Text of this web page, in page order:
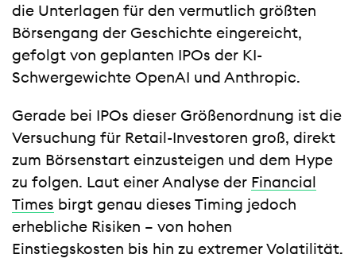
die Unterlagen für den vermutlich größten
Börsengang der Geschichte eingereicht,
gefolgt von geplanten IPOs der KI-
Schwergewichte OpenAI und Anthropic.
Gerade bei IPOs dieser Größenordnung ist die
Versuchung für Retail-Investoren groß, direkt
zum Börsenstart einzusteigen und dem Hype
zu folgen. Laut einer Analyse der Financial
Times birgt genau dieses Timing jedoch
erhebliche Risiken – von hohen
Einstiegskosten bis hin zu extremer Volatilität.